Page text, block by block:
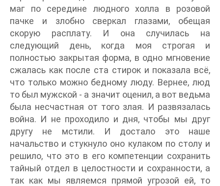
маг по середине людного холла в розовой
пачке и злобно сверкал глазами, обещая
скорую расплату. И она случилась на
следующий день, когда моя строгая и
полностью закрытая форма, в одно мгновение
сжалась как после ста стирок и показала всё,
что только можно бедному люду. Вернее, люд
то был мужской - а значит оценил, а вот ведьма
была несчастная от того злая. И развязалась
война. И не проходило и дня, чтобы мы друг
другу не мстили. И достало это наше
начальство и стукнуло оно кулаком по столу и
решило, что это в его компетенции сохранить
тайный отдел в целостности и сохранности, а
так как мы являемся прямой угрозой ей, то